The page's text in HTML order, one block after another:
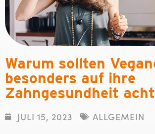
Warum sollten
besonders auf ihre
Zahngesundheit
JULI 15, 2023 ALLGEMEIN